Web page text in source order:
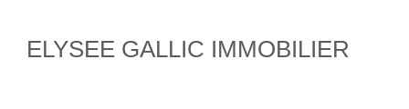
ELYSEE GALLIC IMMOBILIER